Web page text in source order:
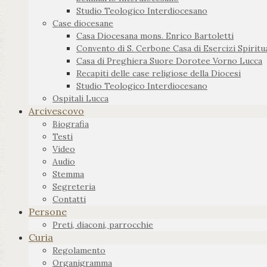
Studio Teologico Interdiocesano
Case diocesane
Casa Diocesana mons. Enrico Bartoletti
Convento di S. Cerbone Casa di Esercizi
Casa di Preghiera Suore Dorotee Vorno Lucca
Recapiti delle case religiose della Diocesi
Studio Teologico Interdiocesano
Ospitali Lucca
Arcivescovo
Biografia
Testi
Video
Audio
Stemma
Segreteria
Contatti
Persone
Preti, diaconi, parrocchie
Curia
Regolamento
Organigramma